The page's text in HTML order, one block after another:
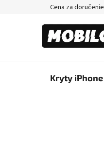
Cena za doručenie
Kryty iPhone